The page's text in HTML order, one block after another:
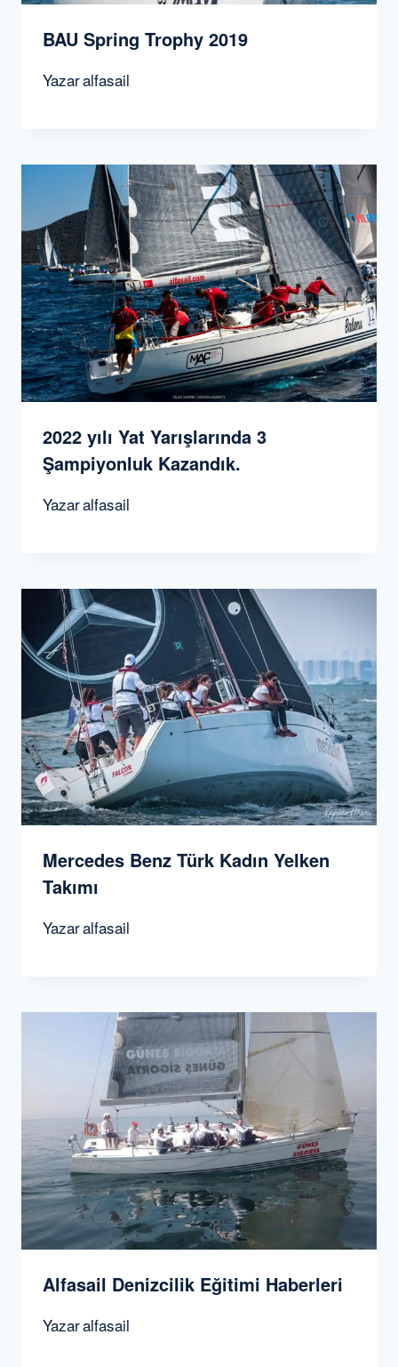
BAU Spring Trophy 2019
Yazaralfasail
2022 yılı Yat Yarışlarında 3
Şampiyonluk Kazandık.
Yazaralfasail
Mercedes Benz Türk Kadın Yelken
Takımı
Yazaralfasail
Alfasail Denizcilik Eğitimi Haberleri
Yazaralfasail